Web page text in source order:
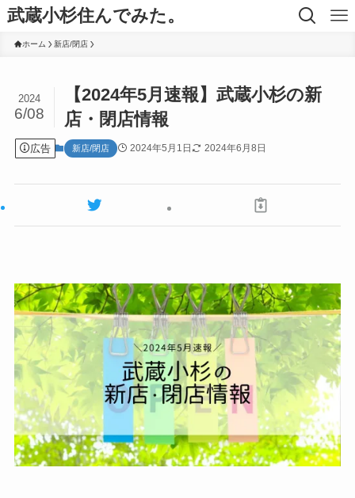
武蔵小杉住んでみた。
ホーム 新店/閉店
【2024年5月速報】武蔵小杉の新
店・閉店情報
2024
6/08
広告 新店/閉店 2024年5月1日 2024年6月8日